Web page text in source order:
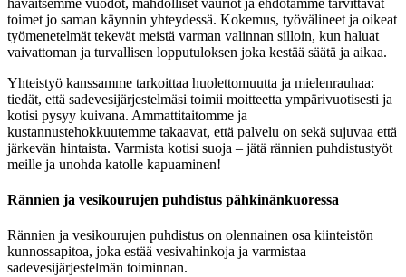
toimet jo saman käynnin yhteydessä. Kokemus, työvälineet ja oikeat
työmenetelmät tekevät meistä varman valinnan silloin, kun haluat
vaivattoman ja turvallisen lopputuloksen joka kestää säätä ja aikaa.
Yhteistyö kanssamme tarkoittaa huolettomuutta ja mielenrauhaa:
tiedät, että sadevesijärjestelmäsi toimii moitteetta ympärivuotisesti ja
kotisi pysyy kuivana. Ammattitaitomme ja
kustannustehokkuutemme takaavat, että palvelu on sekä sujuvaa että
järkevän hintaista. Varmista kotisi suoja – jätä rännien puhdistustyöt
meille ja unohda katolle kapuaminen!
Rännien ja vesikourujen puhdistus pähkinänkuoressa
Rännien ja vesikourujen puhdistus on olennainen osa kiinteistön
kunnossapitoa, joka estää vesivahinkoja ja varmistaa
sadevesijärjestelmän toiminnan.